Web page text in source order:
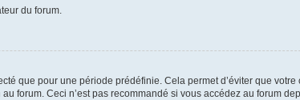
du forum.
que pour une période prédéfinie. Cela permet d’éviter que votre
forum. Ceci n’est pas recommandé si vous accédez au forum